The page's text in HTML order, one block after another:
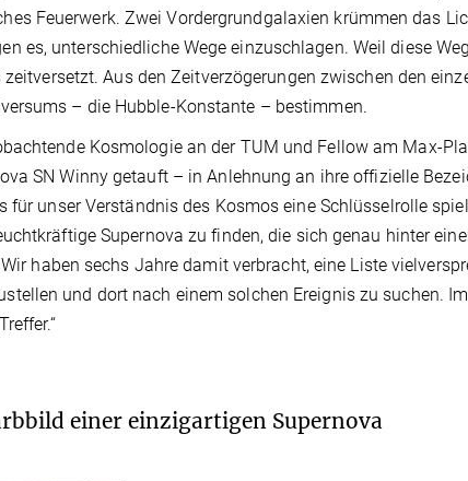
Feuerwerk. Zwei Vordergrundgalaxien krümmen das
es, unterschiedliche Wege einzuschlagen. Weil diese
Aus den Zeitverzögerungen zwischen den
– die Hubble-Konstante – bestimmen.
Kosmologie an der TUM und Fellow am Max-
SN Winny getauft – in Anlehnung an ihre offizielle
für unser Verständnis des Kosmos eine Schlüsselrolle
Supernova zu finden, die sich genau hinter
haben sechs Jahre damit verbracht, eine Liste
und dort nach einem solchen Ereignis zu suchen.
einer einzigartigen Supernova